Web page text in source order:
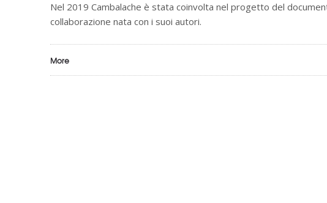
Nel 2019 Cambalache è stata coinvolta nel progetto del
collaborazione nata con i suoi autori.
More